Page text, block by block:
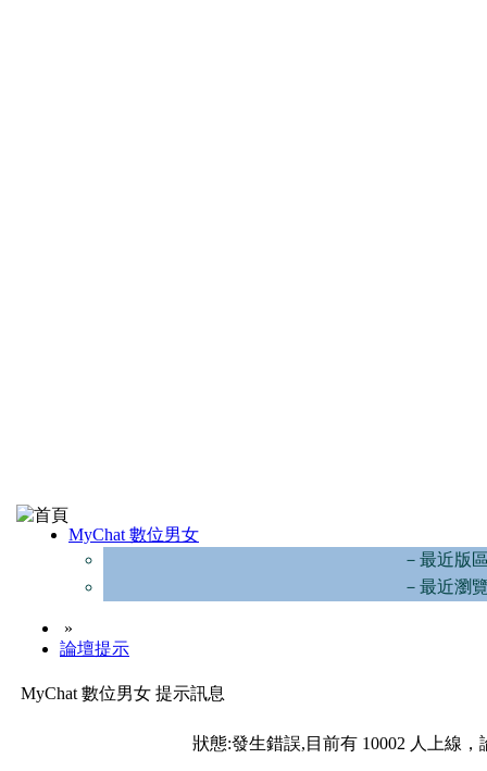
MyChat 數位男女
－最近版
－最近瀏
»
論壇提示
MyChat 數位男女 提示訊息
狀態:發生錯誤,目前有 10002 人上線